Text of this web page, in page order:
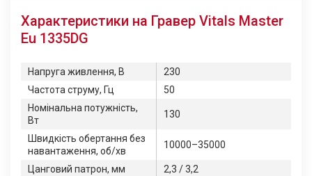
Характеристики на Гравер Vitals Master
Eu 1335DG
Напруга живлення, В
230
Частота струму, Гц
50
Номінальна потужність,
Вт
130
Швидкість обертання без
навантаження, об/хв
10000–35000
Цанговий патрон, мм
2,3 / 3,2